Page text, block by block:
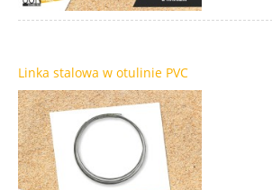
Linka stalowa w otulinie PVC